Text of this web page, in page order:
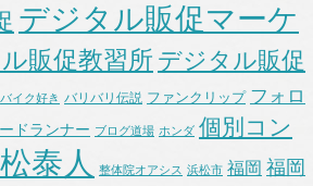
デジタル販促マーケ
販促教習所 デジタル販促
バイク好き バリバリ伝説 ファンクリップ フォロ
ドランナー ブログ道場 ホンダ 個別コン
泰人 整体院オアシス 浜松市 福岡 福岡